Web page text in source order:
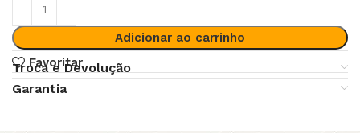
Adicionar ao carrinho
Favoritar
Troca e Devolução
Garantia